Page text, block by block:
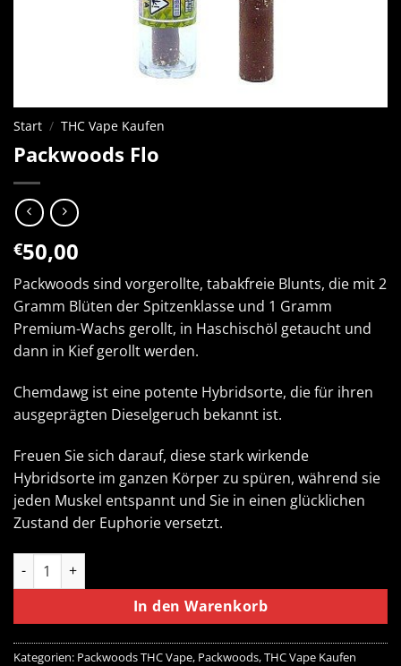
Start / THC Vape Kaufen
Packwoods Flo
€50,00
Packwoods sind vorgerollte, tabakfreie Blunts, die mit 2
Gramm Blüten der Spitzenklasse und 1 Gramm
Premium-Wachs gerollt, in Haschischöl getaucht und
dann in Kief gerollt werden.
Chemdawg ist eine potente Hybridsorte, die für ihren
ausgeprägten Dieselgeruch bekannt ist.
Freuen Sie sich darauf, diese stark wirkende
Hybridsorte im ganzen Körper zu spüren, während sie
jeden Muskel entspannt und Sie in einen glücklichen
Zustand der Euphorie versetzt.
Packwoods Flo Menge
In den Warenkorb
Kategorien: Packwoods THC Vape, Packwoods,THC Vape Kaufen